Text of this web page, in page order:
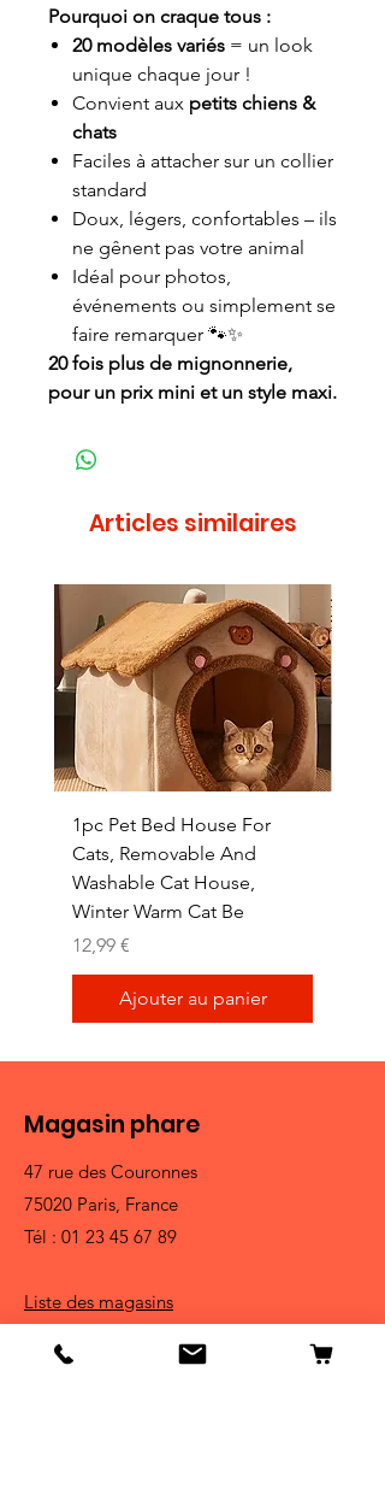
Pourquoi on craque tous :
20 modèles variés = un look
unique chaque jour !
Convient aux petits chiens &
chats
Faciles à attacher sur un collier
standard
Doux, légers, confortables – ils
ne gênent pas votre animal
Idéal pour photos,
événements ou simplement se
faire remarquer 🐾✨
20 fois plus de mignonnerie,
pour un prix mini et un style maxi.
Articles similaires
1pc Pet Bed House For
Cats, Removable And
Washable Cat House,
Winter Warm Cat Be
Prix
12,99 €
Ajouter au panier
Magasin phare
47 rue des Couronnes
75020 Paris, France
Tél : 01 23 45 67 89
Liste des magasins